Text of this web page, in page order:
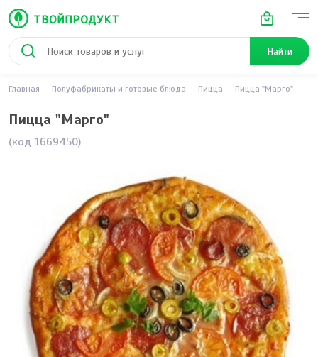
Найти
Главная Полуфабрикаты и готовые блюда Пицца Пицца "Марго"
Пицца "Марго"
(код 1669450)